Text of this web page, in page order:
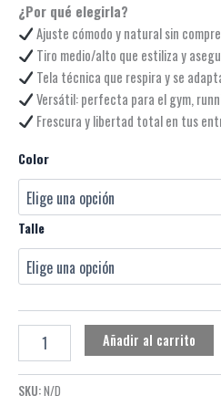
¿Por qué elegirla?
Ajuste cómodo y natural sin
Tiro medio/alto que estiliza y
Tela técnica que respira y se
Versátil: perfecta para el gym,
Frescura y libertad total en tus
Color
Talle
Añadir al carrito
SKU:N/D